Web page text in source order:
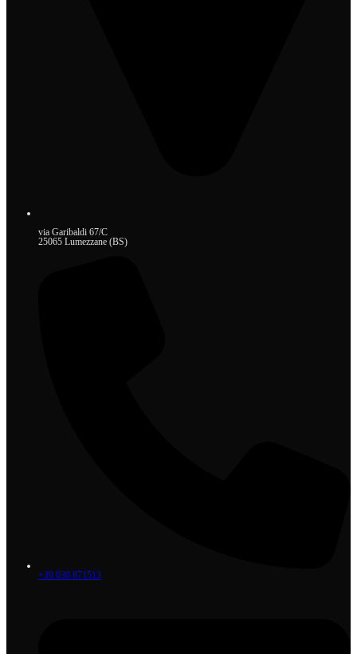
via Garibaldi 67/C
25065 Lumezzane (BS)
+39 030 871513